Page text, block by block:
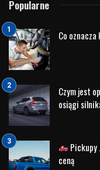
Popularne
Co
Czym jest
osiągi
Pickupy
ceną